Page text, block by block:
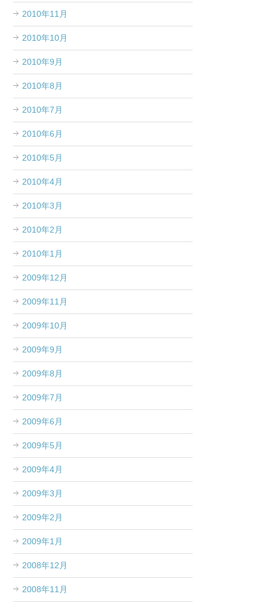
2010年11月
2010年10月
2010年9月
2010年8月
2010年7月
2010年6月
2010年5月
2010年4月
2010年3月
2010年2月
2010年1月
2009年12月
2009年11月
2009年10月
2009年9月
2009年8月
2009年7月
2009年6月
2009年5月
2009年4月
2009年3月
2009年2月
2009年1月
2008年12月
2008年11月